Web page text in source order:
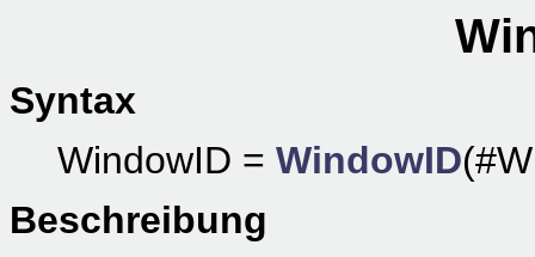
Syntax
WindowID = WindowID
Beschreibung